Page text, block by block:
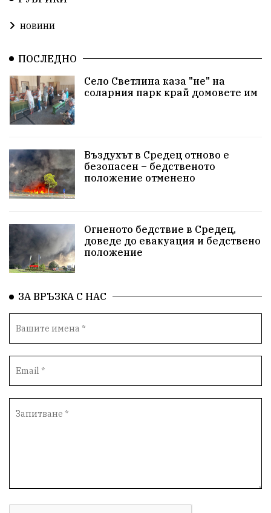
новини
ПОСЛЕДНО
Село Светлина каза "не" на
соларния парк край домовете им
Въздухът в Средец отново е
безопасен – бедственото
положение отменено
Огненото бедствие в Средец,
доведе до евакуация и бедствено
положение
ЗА ВРЪЗКА С НАС